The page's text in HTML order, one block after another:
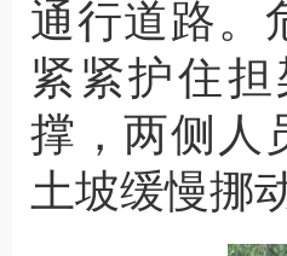
通行道路。
紧紧护住
撑，两侧人
土坡缓慢挪